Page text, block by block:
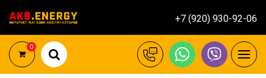
+7 (920) 930-92-06
0